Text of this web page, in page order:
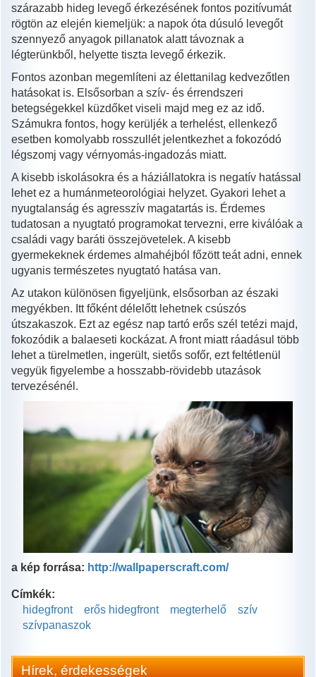
szárazabb hideg levegő érkezésének fontos pozitívumát
rögtön az elején kiemeljük: a napok óta dúsuló levegőt
szennyező anyagok pillanatok alatt távoznak a
légterünkből, helyette tiszta levegő érkezik.
Fontos azonban megemlíteni az élettanilag kedvezőtlen
hatásokat is. Elsősorban a szív- és érrendszeri
betegségekkel küzdőket viseli majd meg ez az idő.
Számukra fontos, hogy kerüljék a terhelést, ellenkező
esetben komolyabb rosszullét jelentkezhet a fokozódó
légszomj vagy vérnyomás-ingadozás miatt.
A kisebb iskolásokra és a háziállatokra is negatív hatással
lehet ez a humánmeteorológiai helyzet. Gyakori lehet a
nyugtalanság és agresszív magatartás is. Érdemes
tudatosan a nyugtató programokat tervezni, erre kiválóak a
családi vagy baráti összejövetelek. A kisebb
gyermekeknek érdemes almahéjból főzött teát adni, ennek
ugyanis természetes nyugtató hatása van.
Az utakon különösen figyeljünk, elsősorban az északi
megyékben. Itt főként délelőtt lehetnek csúszós
útszakaszok. Ezt az egész nap tartó erős szél tetézi majd,
fokozódik a balaeseti kockázat. A front miatt ráadásul több
lehet a türelmetlen, ingerült, sietős sofőr, ezt feltétlenül
vegyük figyelembe a hosszabb-rövidebb utazások
tervezésénél.
a kép forrása: http://wallpaperscraft.com/
Címkék:
hidegfront
erős hidegfront megterhelő
szív
szívpanaszok
Hírek, érdekességek